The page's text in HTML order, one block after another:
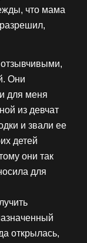
что мама
Они
для меня
из девчат
и звали ее
детей
они так
для
открылась,